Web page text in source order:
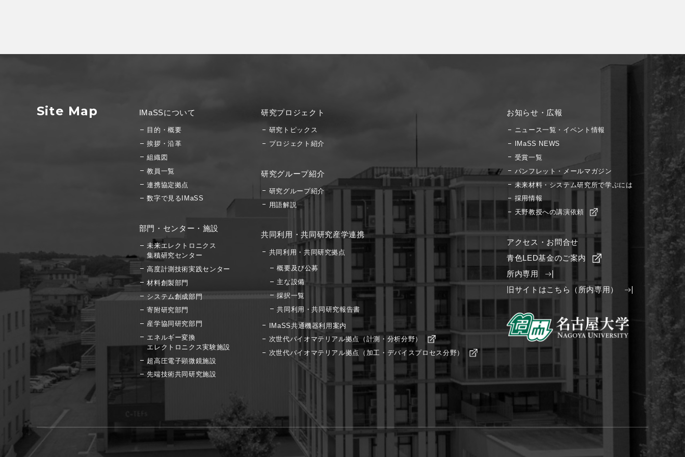
Site Map IMaSSについて
目的・概要
挨拶・沿革
組織図
教員一覧
連携協定拠点
数字で見るIMaSS
部門・センター・施設
未来エレクトロニクス
集積研究センター
高度計測技術実践センター
材料創製部門
システム創成部門
寄附研究部門
産学協同研究部門
エネルギー変換
エレクトロニクス実験施設
超高圧電子顕微鏡施設
先端技術共同研究施設
研究プロジェクト
研究トピックス
プロジェクト紹介
研究グループ紹介
研究グループ紹介
用語解説
共同利用・共同研究産学連携
共同利用・共同研究拠点
概要及び公募
主な設備
採択一覧
共同利用・共同研究報告書
IMaSS共通機器利用案内
次世代バイオマテリアル拠点（計測・分析分野）
次世代バイオマテリアル拠点（加工・デバイスプロセス分野）
お知らせ・広報
ニュース一覧・イベント情報
IMaSS NEWS
受賞一覧
パンフレット・メールマガジン
未来材料・システム研究所で学ぶには
採用情報
天野教授への講演依頼
アクセス・お問合せ
青色LED基金のご案内
所内専用
旧サイトはこちら（所内専用）